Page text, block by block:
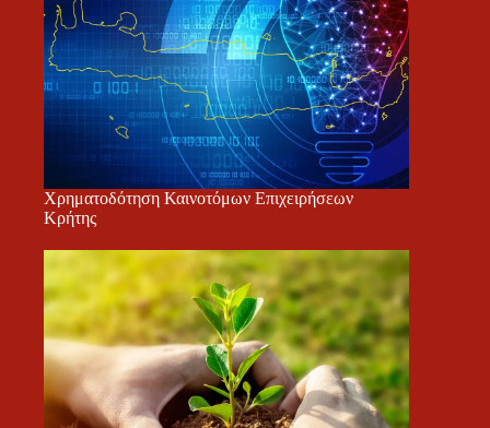
Χρηματοδότηση Καινοτόμων Επιχειρήσεων
Κρήτης